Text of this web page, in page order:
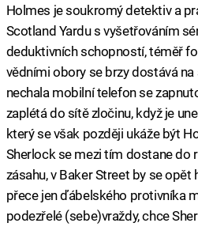
Holmes je soukromý detektiv a
Scotland Yardu s vyšetřováním
deduktivních schopností, téměř
vědními obory se brzy dostává
nechala mobilní telefon se
zaplétá do sítě zločinu, když je
který se však později ukáže být
Sherlock se mezi tím dostane do
zásahu, v Baker Street by se
přece jen ďábelského protivníka
podezřelé (sebe)vraždy, chce